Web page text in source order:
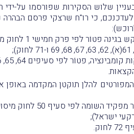
שלוש הסקירות שפורסמו על-
נבקש לעדכנכם, כי רו"ח שרצקי
:
1 לחוק מיסוי מקרקעין (כולל סעיף 49ז והוראת שעה);
פטוֹר לפי סעיפים 64, 65, 66 ו-70 לחוק);
להלן תוקטן המקדמה
לפי סעיף 50 לחוק מיסוי מקרקעין;
ישראל);